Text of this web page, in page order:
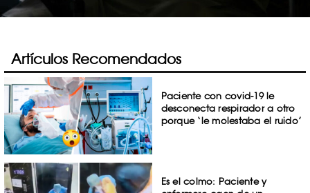
Artículos Recomendados
Paciente con covid-19 le
desconecta respirador a otro
porque ‘le molestaba el ruido’
Es el colmo: Paciente y